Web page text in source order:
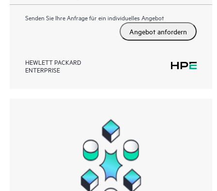
Senden Sie Ihre Anfrage für ein individuelles Angebot
Angebot anfordern
HEWLETT PACKARD
ENTERPRISE